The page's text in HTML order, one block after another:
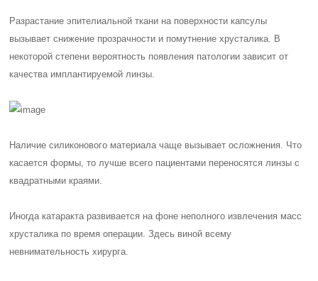
Разрастание эпителиальной ткани на поверхности капсулы
вызывает снижение прозрачности и помутнение хрусталика. В
некоторой степени вероятность появления патологии зависит от
качества имплантируемой линзы.
Наличие силиконового материала чаще вызывает осложнения. Что
касается формы, то лучше всего пациентами переносятся линзы с
квадратными краями.
Иногда катаракта развивается на фоне неполного извлечения масс
хрусталика по время операции. Здесь виной всему
невнимательность хирурга.